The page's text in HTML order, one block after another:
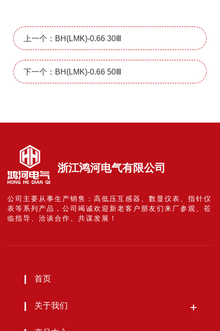
上一个：BH(LMK)-0.66 30Ⅲ
下一个：BH(LMK)-0.66 50Ⅲ
浙江鸿河电气有限公司
公司主要从事生产销售：高低压互感器、数显仪表、指针仪
表等系列产品，公司竭诚欢迎新老客户朋友们来厂参观、莅
临指导、洽谈合作、共谋发展！
首页
关于我们